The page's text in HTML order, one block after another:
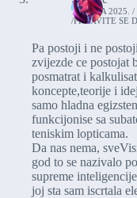
17. JULA 2025. /
PRIJAVITE SE
Pa postoji i ne
zvijezde ce postojat
posmatrat i
koncepte,teorije i
samo hladna
funkcijonise sa
teniskim lopticama.
Da nas nema,
god to se nazivalo
supreme
joj sta sam iscrtala